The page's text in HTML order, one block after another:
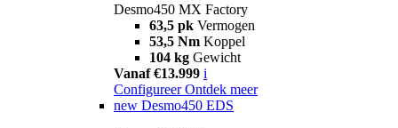
Desmo450 MX Factory
63,5 pk Vermogen
53,5 Nm Koppel
104 kg Gewicht
Vanaf €13.999 i
Configureer Ontdek meer
new Desmo450 EDS